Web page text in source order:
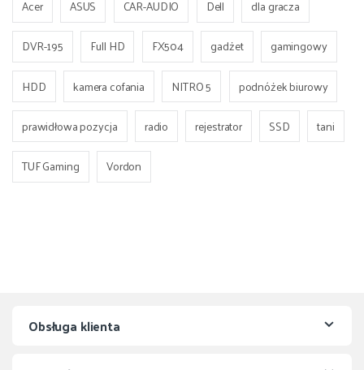
Acer ASUS CAR-AUDIO Dell
dla gracza
DVR-195
Full HD FX504 gadżet
gamingowy
HDD
kamera cofania NITRO 5
podnóżek biurowy
prawidłowa pozycja
radio rejestrator SSD
tani
TUF Gaming
Vordon
Obsługa klienta